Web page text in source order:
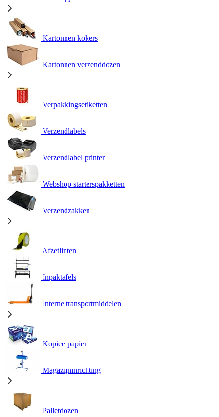
Kartonnen kokers
Kartonnen verzenddozen
Verpakkingsetiketten
Verzendlabels
Verzendlabel printer
Webshop starterspakketten
Verzendzakken
Afzetlinten
Inpaktafels
Interne transportmiddelen
Kopieerpapier
Magazijninrichting
Palletdozen